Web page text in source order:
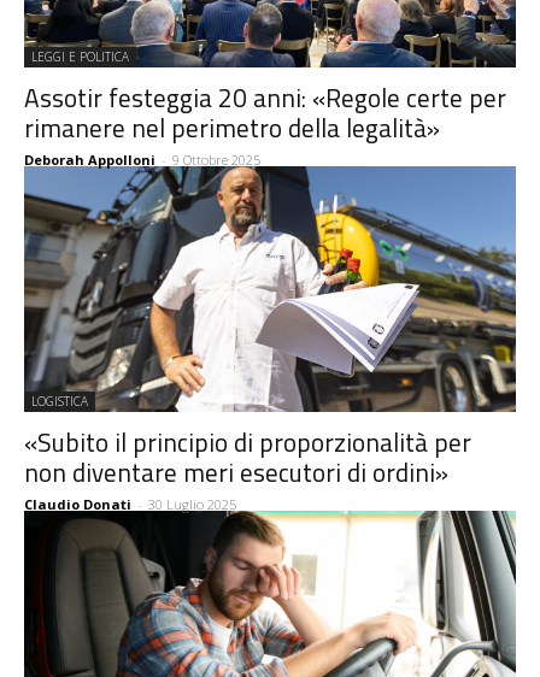
LEGGI E POLITICA
Assotir festeggia 20 anni: «Regole certe per
rimanere nel perimetro della legalità»
Deborah Appolloni - 9 Ottobre 2025
LOGISTICA
«Subito il principio di proporzionalità per
non diventare meri esecutori di ordini»
Claudio Donati - 30 Luglio 2025